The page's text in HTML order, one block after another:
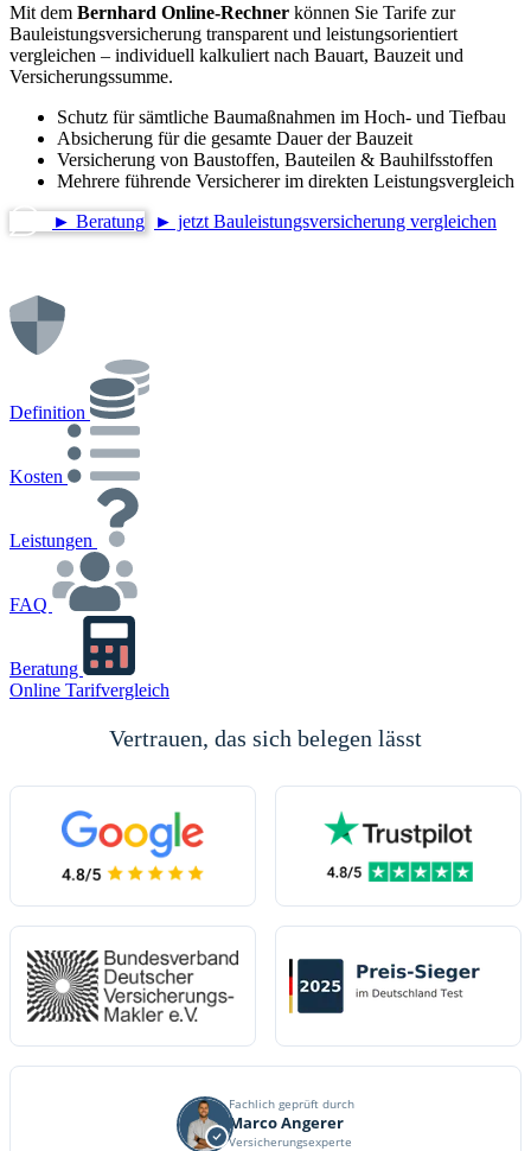
Mit dem Bernhard Online-Rechner können Sie Tarife zur
Bauleistungsversicherung transparent und leistungsorientiert
vergleichen – individuell kalkuliert nach Bauart, Bauzeit und
Versicherungssumme.
Schutz für sämtliche Baumaßnahmen im Hoch- und Tiefbau
Absicherung für die gesamte Dauer der Bauzeit
Versicherung von Baustoffen, Bauteilen & Bauhilfsstoffen
Mehrere führende Versicherer im direkten Leistungsvergleich
► Beratung ► jetzt Bauleistungsversicherung vergleichen
Definition
Kosten
Leistungen
FAQ
Beratung
Online Tarifvergleich
Vertrauen, das sich belegen lässt
(öffnet in neuem Tab) (öffnet in neuem
(öffnet in neuem Tab)
Fachlich geprüft durch
Marco Angerer
Versicherungsexperte